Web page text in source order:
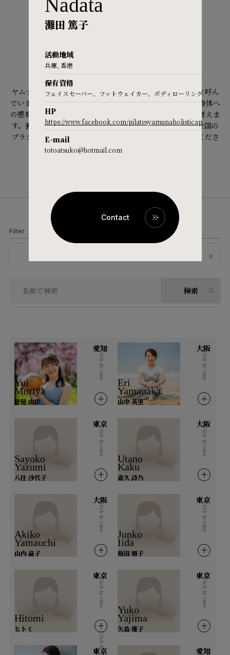
Practitioners site
Nadata
灘田 篤子
活動地域
兵庫, 香港
保有資格
フェイスセーバー、フットウェイカー、ボディローリング
HP
https://www.facebook.com/pilatesyamunaholisticapproach/
E-mail
totoatsuko@hotmail.com
Contact
NEAR ME
プラクティショナーとは？
ヤムナでは有資格者のことを認定「プラクティショナー」と呼ん
でいます。 自らも常にヤムナの「実践者」であることが、身体へ
の感覚と理解を深め、 よりよい指導に繋がるとヤムナでは考えま
す。養成講習を受け、課題と試験に合格して認定を受けた全国の
プラクティショナーから、質の高いレッスンを是非お受けくださ
い。
Filter
検索
秋田県 山形県 福島県
関東
茨城県 栃木県 群馬県 埼玉県
東京都
北陸
新潟県 富山県 石川県
長野県 岐阜県 静岡県
滋賀県 京都府
兵庫県 奈良県
愛知
Yui
Moriya
守屋 由依
Click to view
大阪
Eri
Yamanaka
山中 英里
Click to view
東京
Sayoko
Yazumi
八住 沙代子
Click to view
大阪
Utano
Kaku
嘉久 詩乃
Click to view
大阪
Akiko
Yamauchi
山内 晶子
Click to view
東京
Junko
Iida
飯田 順子
Click to view
東京
Hitomi
ヒトミ
Click to view
東京
Yuko
Yajima
矢島 優子
Click to view
東京
Click to view 愛知